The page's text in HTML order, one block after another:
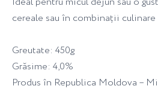
cereale sau în combinații
Greutate: 450g
Grăsime: 4,0%
Produs în Republica Moldova –